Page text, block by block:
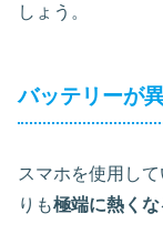
しょう。
バッテリーが
スマホを使用し
りも極端に熱く